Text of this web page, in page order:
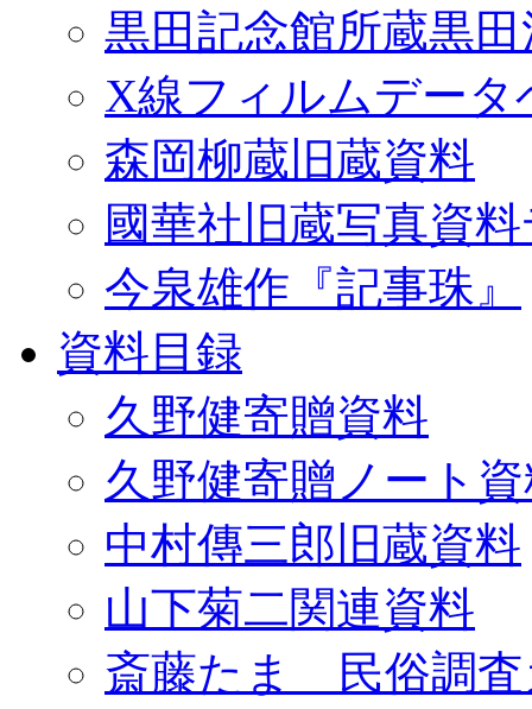
黒田記念館所蔵黒
X線フィルムデータ
森岡柳蔵旧蔵資料
國華社旧蔵写真資
今泉雄作『記事珠』
資料目録
久野健寄贈資料
久野健寄贈ノート
中村傳三郎旧蔵資料
山下菊二関連資料
斎藤たま 民俗調査